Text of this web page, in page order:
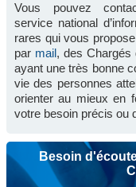
Vous pouvez
service national
rares qui vous
par mail, des Chargés
ayant une très bonne
vie des personnes
orienter au mieux en
votre besoin précis ou
Besoin